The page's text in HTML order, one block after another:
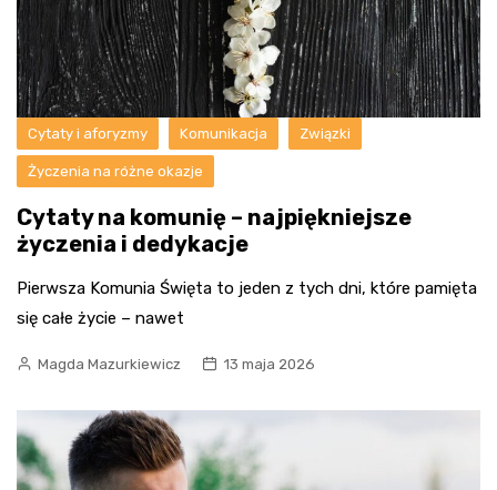
Cytaty i aforyzmy Komunikacja Związki
Życzenia na różne okazje
Cytaty na komunię – najpiękniejsze
życzenia i dedykacje
Pierwsza Komunia Święta to jeden z tych dni, które pamięta
się całe życie – nawet
Magda Mazurkiewicz 13 maja 2026